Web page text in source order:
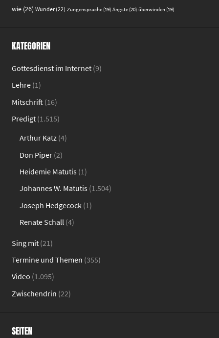
wie (26) Wunder (22) Zungensprache (19) Ängste (20) überwinden (19)
KATEGORIEN
Gottesdienst im Internet (9)
Lehre (1)
Mitschrift (16)
Predigt (1.515)
Arthur Katz (4)
Don Piper (2)
Heidemie Matutis (1)
Johannes W. Matutis (1.504)
Joseph Hedgecock (1)
Renate Schall (4)
Sing mit (21)
Termine und Themen (355)
Video (1.095)
Zwischendrin (22)
SEITEN